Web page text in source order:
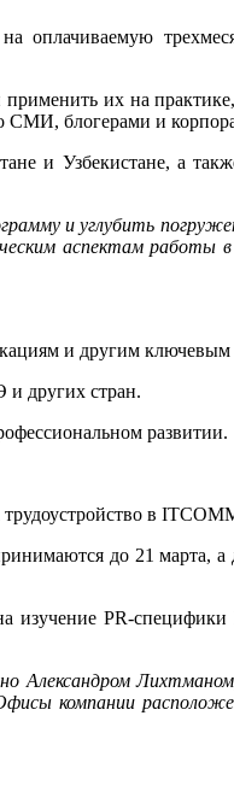
оплачиваемую
их на
СМИ, блогерами и
и Узбекистане, а
и углубить
аспектам работы
и другим ключевым
и других стран.
развитии.
в
до 21 марта,
изучение PR-
Александром
компании